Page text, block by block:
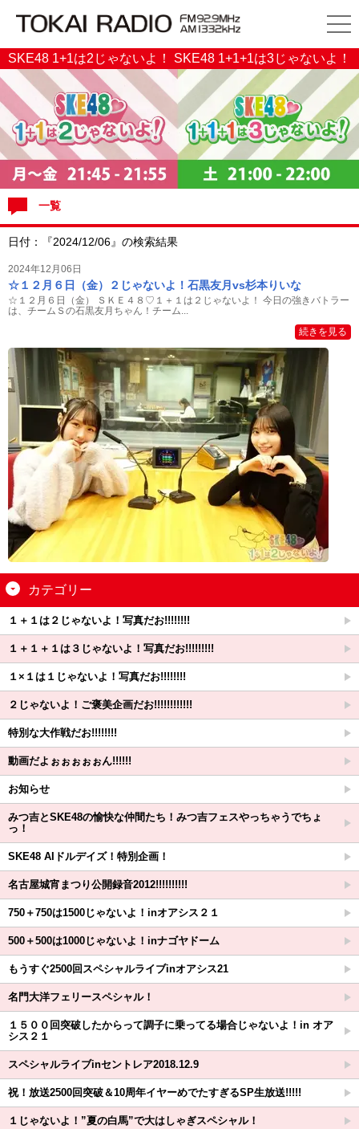
SKE48 1+1は2じゃないよ！ SKE48 1+1+1は3じゃないよ！
一覧
日付：『2024/12/06』の検索結果
2024年12月06日
☆１２月６日（金）２じゃないよ！石黒友月vs杉本りいな
☆１２月６日（金） ＳＫＥ４８♡１＋１は２じゃないよ！ 今日の強きバトラー
は、チームＳの石黒友月ちゃん！チーム...
続きを見る
カテゴリー
１＋１は２じゃないよ！写真だお!!!!!!!!
１＋１＋１は３じゃないよ！写真だお!!!!!!!!!
１×１は１じゃないよ！写真だお!!!!!!!!
２じゃないよ！ご褒美企画だお!!!!!!!!!!!!
特別な大作戦だお!!!!!!!!
動画だよぉぉぉぉぉん!!!!!!
お知らせ
みつ吉とSKE48の愉快な仲間たち！みつ吉フェスやっちゃうでちょ
っ！
SKE48 AIドルデイズ！特別企画！
名古屋城宵まつり公開録音2012!!!!!!!!!!
750＋750は1500じゃないよ！inオアシス２１
500＋500は1000じゃないよ！inナゴヤドーム
もうすぐ2500回スペシャルライブinオアシス21
名門大洋フェリースペシャル！
１５００回突破したからって調子に乗ってる場合じゃないよ！in オア
シス２１
スペシャルライブinセントレア2018.12.9
祝！放送2500回突破＆10周年イヤーめでたすぎるSP生放送!!!!!
１じゃないよ！”夏の白馬”で大はしゃぎスペシャル！